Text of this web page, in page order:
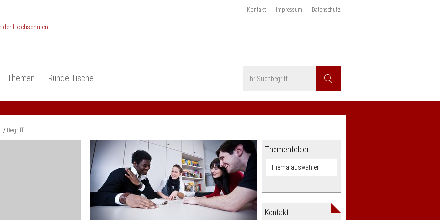
Kontakt Impressum Datenschutz
Suchen
Themen
Studieneingangsphase
Studienqualität
Praxisbezüge
Runde Tische
Anerkennung
wissenschaften
Begriff
Themenfelder
Kontakt